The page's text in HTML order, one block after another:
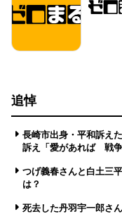
追悼
長崎市出身・平和訴え
訴え「愛があれば 戦争
つげ義春さんと白土三
は？
死去した丹羽宇一郎さ